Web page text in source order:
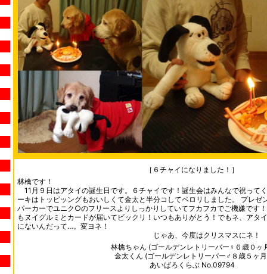
［６チャイになりました！］
林檎です！
11月９日はアタイの誕生日です。６チャイです！誕生会はみんなで祝って
ーキはトッピッングもおいしくて金太と半分コしてペロリしました。 プレゼ
パーカーでユニク○のフリースよりしっかりしていてフカフカでご機嫌です
もヌイグルミとカードが届いてビックリ！いつもありがとう！でもネ、アタ
にないんだって…。変ヨネ！
じゃあ、今度はクリスマスにネ！
林檎ちゃん (ゴールデンレトリーバー♀６歳０ヶ
金太くん (ゴールデンレトリーバー♂８歳５ヶ
あいばろくらぶ No.09794